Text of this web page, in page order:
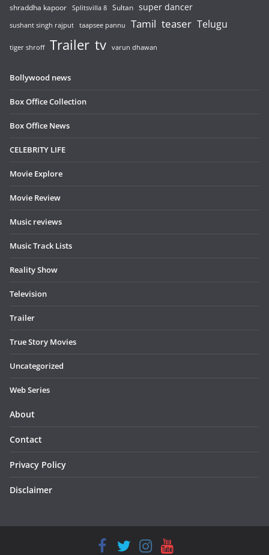
shraddha kapoor Splitsvilla 8 Sultan super dancer
sushant singh rajput taapsee pannu Tamil teaser Telugu
tiger shroff Trailer tv varun dhawan
Bollywood news
Box Office Collection
Box Office News
CELEBRITY LIFE
Movie Explore
Movie Review
Music reviews
Music Track Lists
Reality Show
Television
Trailer
True Story Movies
Uncategorized
Web Series
About
Contact
Privacy Policy
Disclaimer